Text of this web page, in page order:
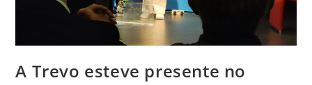
A Trevo esteve presente no